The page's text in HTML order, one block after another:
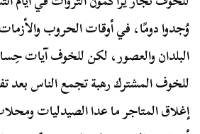
وُجدوا دومًا، في أوقات الحروب
البلدان والعصور، لكن للخوف آيات
للخوف المشترك رهبة تجمع الناس بعد
إغلاق المتاجر ما عدا الصيدليات